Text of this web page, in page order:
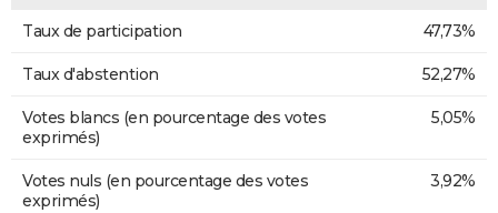
Taux de participation 47,73%
Taux d'abstention 52,27%
Votes blancs (en pourcentage des votes
exprimés)
5,05%
Votes nuls (en pourcentage des votes
exprimés)
3,92%